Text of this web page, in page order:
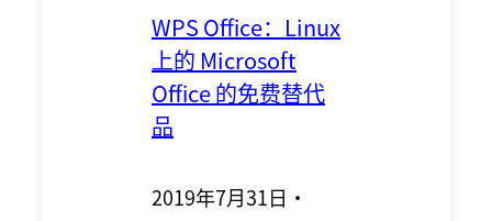
WPS Office：Linux
上的 Microsoft
Office 的免费替代
品
2019年7月31日 ·